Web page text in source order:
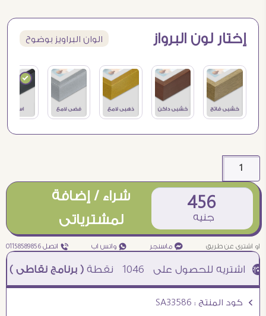
إختار لون البرواز الوان البراويز بوضوح
456
جنيه
شراء / إضافة
لمشترياتى
او اشترى عن طريق ¥ ماسنجر ₧ واتس اب ƒ اتصل 01158589856
1046 نقطة( برنامج نقاطى )à خصم 5% للعملاء الجدد à شحن مجانى عند الشراء ب 4000 جنيه à
Ö كود المنتج : SA33586